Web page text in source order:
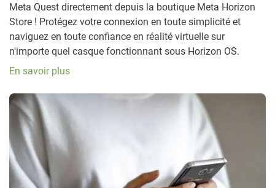
Meta Quest directement depuis la boutique Meta Horizon
Store ! Protégez votre connexion en toute simplicité et
naviguez en toute confiance en réalité virtuelle sur
n'importe quel casque fonctionnant sous Horizon OS.
En savoir plus